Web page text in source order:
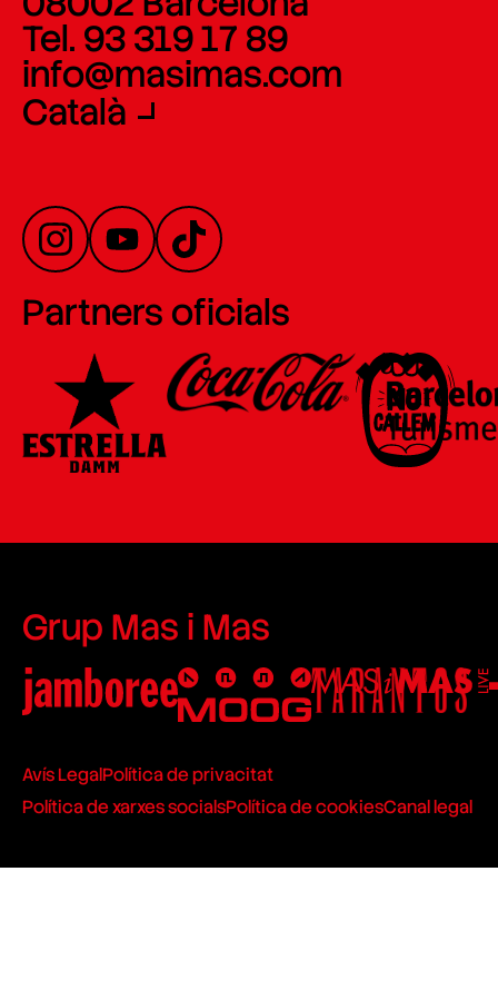
Tel. 93 319 17 89
info@masimas.com
Català
Partners oficials
Grup Mas i Mas
Avís LegalPolítica de privacitat
Política de xarxes socialsPolítica de cookiesCanal legal